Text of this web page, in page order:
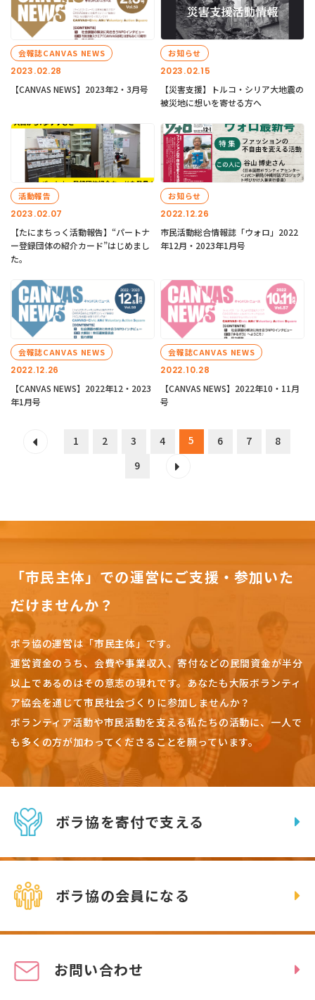
2023.02.28
会報誌CANVAS NEWS
【CANVAS NEWS】2023年2・3月号
2023.02.15
お知らせ
【災害支援】トルコ・シリア大地震の
被災地に想いを寄せる方へ
2023.02.07
活動報告
【たにまちっく活動報告】“パートナ
ー登録団体の紹介カード”はじめまし
た。
2022.12.26
お知らせ
市民活動総合情報誌「ウォロ」2022
年12月・2023年1月号
2022.12.26
会報誌CANVAS NEWS
【CANVAS NEWS】2022年12・2023
年1月号
2022.10.28
会報誌CANVAS NEWS
【CANVAS NEWS】2022年10・11月
号
1 2 3 4 5 6 7
8
9
「市民主体」での運営にご支援・参加いた
だけませんか？
ボラ協の運営は「市民主体」です。
運営資金のうち、会費や事業収入、寄付などの民間資金が半分
以上であるのはその意志の現れです。 あなたも大阪ボランティ
ア協会を通じて市民社会づくりに参加しませんか？
ボランティア活動や市民活動を支える私たちの活動に、一人で
も多くの方が加わってくださることを願っています。
ボラ協を寄付で支える
ボラ協の会員になる
お問い合わせ